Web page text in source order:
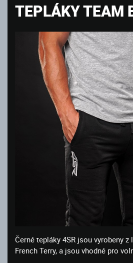
TEPLÁKY TEAM
Černé tepláky 4SR jsou vyrobeny
French Terry, a jsou vhodné pro